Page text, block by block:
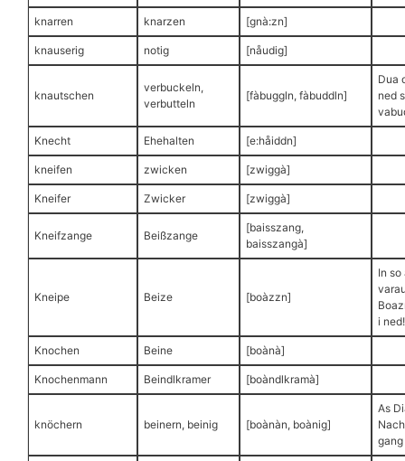
knarren knarzen [gnà:zn]
knauserig notig [nåudig]
knautschen
verbuckeln,
verbutteln
[fàbuggln, fàbuddln]
Dua
ned
Knecht Ehehalten [e:håiddn]
kneifen zwicken [zwiggà]
Kneifer Zwicker [zwiggà]
Kneifzange Beißzange
[baisszang,
baisszangà]
Kneipe Beize [boàzzn]
In so
i ned!
Knochen Beine [boànà]
Knochenmann Beindlkramer [boàndlkramà]
knöchern beinern, beinig [boànàn, boànig]
As